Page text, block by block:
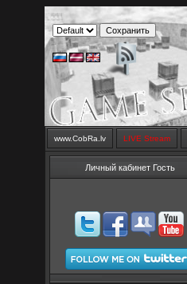
www.CobRa.lv LIVE Stream
Личный кабинет Гость